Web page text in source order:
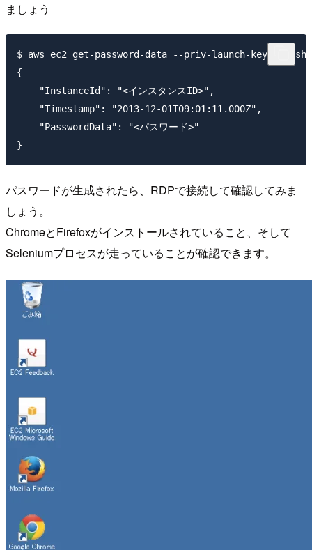
ましょう
$ aws ec2 get-password-data --priv-launch-key ~/.ssh/
{
    "InstanceId": "<インスタンスID>",
    "Timestamp": "2013-12-01T09:01:11.000Z",
    "PasswordData": "<パスワード>"
パスワードが生成されたら、RDPで接続して確認してみま
しょう。
ChromeとFirefoxがインストールされていること、そして
Seleniumプロセスが走っていることが確認できます。